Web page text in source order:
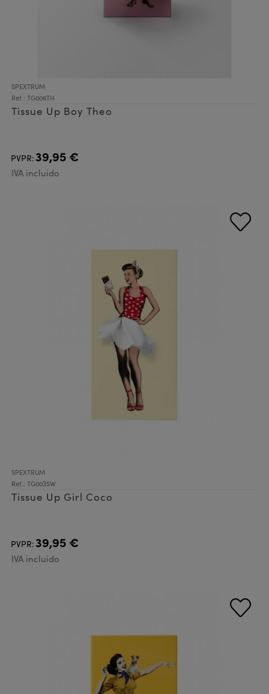
SPEXTRUM
Ref.: TG006TH
Tissue Up Boy Theo
PVPR:39,95 €
IVA incluido
SPEXTRUM
Ref.: TG003SW
Tissue Up Girl Coco
PVPR:39,95 €
IVA incluido